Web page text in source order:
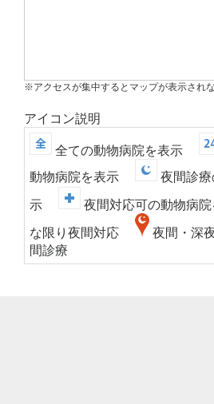
※アクセスが集中するとマップが表示され
アイコン説明
全ての動物病院を表示
動物病院を表示
夜間診
示
夜間対応可の動物病
な限り夜間対応
夜間・深
間診療